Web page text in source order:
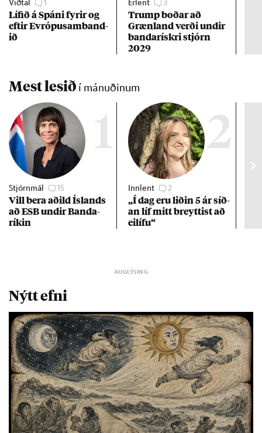
Viðtal 1
Líf­ið á Spáni fyr­ir og
eft­ir Evr­ópu­sam­band­
ið
Erlent 3
Trump boð­ar að
Græn­land verði und­ir
banda­rískri stjórn
2029
Mest lesið í mánuðinum
1
Stjórnmál 15
Vill bera að­ild Ís­lands
að ESB und­ir Banda­
rík­in
2
Innlent 2
„Í dag eru lið­in 5 ár síð­
an líf mitt breytt­ist að
ei­lífu“
Nýtt efni